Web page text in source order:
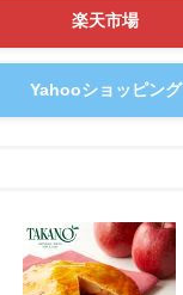
楽天市場
Yahooショッピング